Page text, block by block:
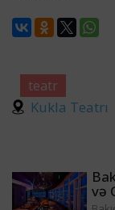
teatr
Kukla Teatrı
və